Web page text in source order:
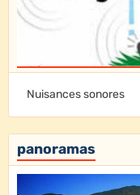
Nuisances sonores
panoramas